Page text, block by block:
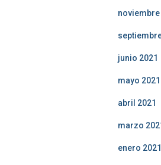
noviembre
junio 2021
mayo 2021
abril 2021
marzo
enero 2021